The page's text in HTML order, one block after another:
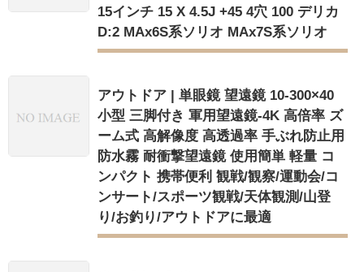
15インチ 15 X 4.5J +45 4穴 100 デリカ
D:2 MAx6S系ソリオ MAx7S系ソリオ
アウトドア | 単眼鏡 望遠鏡 10-300×40
小型 三脚付き 軍用望遠鏡-4K 高倍率 ズ
ーム式 高解像度 高透過率 手ぶれ防止用
防水霧 耐衝撃望遠鏡 使用簡単 軽量 コ
ンパクト 携帯便利 観戦/観察/運動会/コ
ンサート/スポーツ観戦/天体観測/山登
り/お釣り/アウトドアに最適